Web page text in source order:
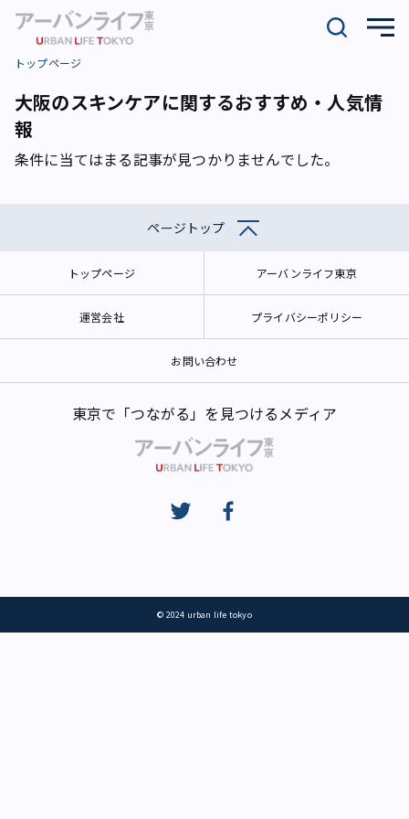
トップページ
大阪のスキンケアに関するおすすめ・人気情
報
条件に当てはまる記事が見つかりませんでした。
ページトップ
トップページ アーバンライフ東京
運営会社 プライバシーポリシー
お問い合わせ
東京で「つながる」を見つけるメディア
© 2024 urban life tokyo